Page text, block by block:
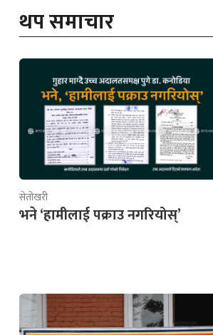
थप समाचार
सेतोखरी
भने ‘हामीलाई पक्राउ नगरियोस्’